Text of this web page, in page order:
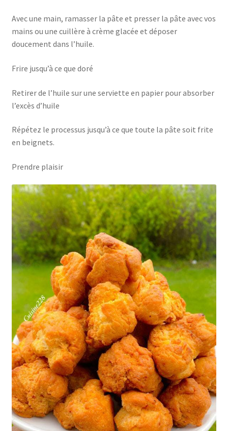
Avec une main, ramasser la pâte et presser la pâte avec vos
mains ou une cuillère à crème glacée et déposer
doucement dans l’huile.
Frire jusqu’à ce que doré
Retirer de l’huile sur une serviette en papier pour absorber
l’excès d’huile
Répétez le processus jusqu’à ce que toute la pâte soit frite
en beignets.
Prendre plaisir